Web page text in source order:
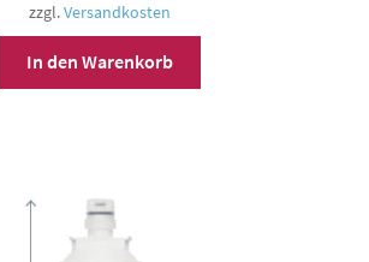
zzgl.Versandkosten
In den Warenkorb